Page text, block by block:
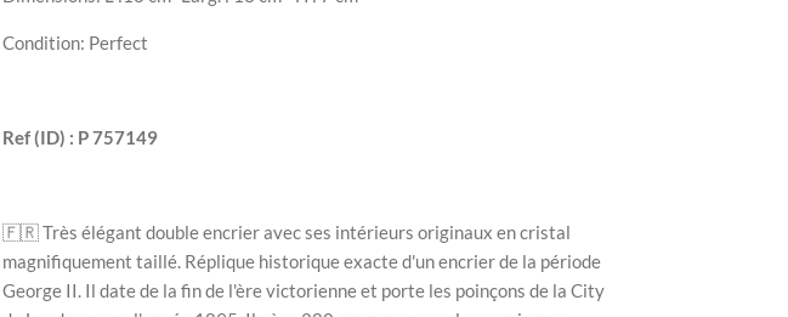
Condition: Perfect
Ref (ID) : P757149
🇫🇷 Très élégant double encrieravec ses intérieurs originaux en cristal
magnifiquement taillé. Réplique historique exacte d'un encrier de la période
George II. Il date de la fin de l'ère victorienne et porte les poinçons de la City